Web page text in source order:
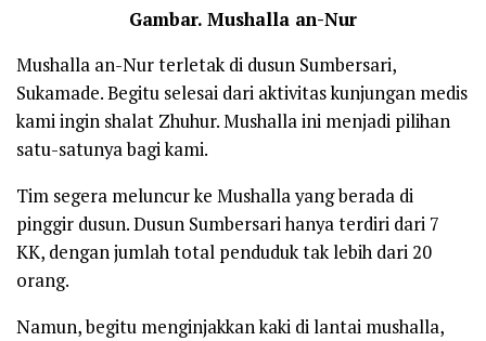
Gambar. Mushalla an-Nur
Mushalla an-Nur terletak di dusun Sumbersari,
Sukamade. Begitu selesai dari aktivitas kunjungan medis
kami ingin shalat Zhuhur. Mushalla ini menjadi pilihan
satu-satunya bagi kami.
Tim segera meluncur ke Mushalla yang berada di
pinggir dusun. Dusun Sumbersari hanya terdiri dari 7
KK, dengan jumlah total penduduk tak lebih dari 20
orang.
Namun, begitu menginjakkan kaki di lantai mushalla,